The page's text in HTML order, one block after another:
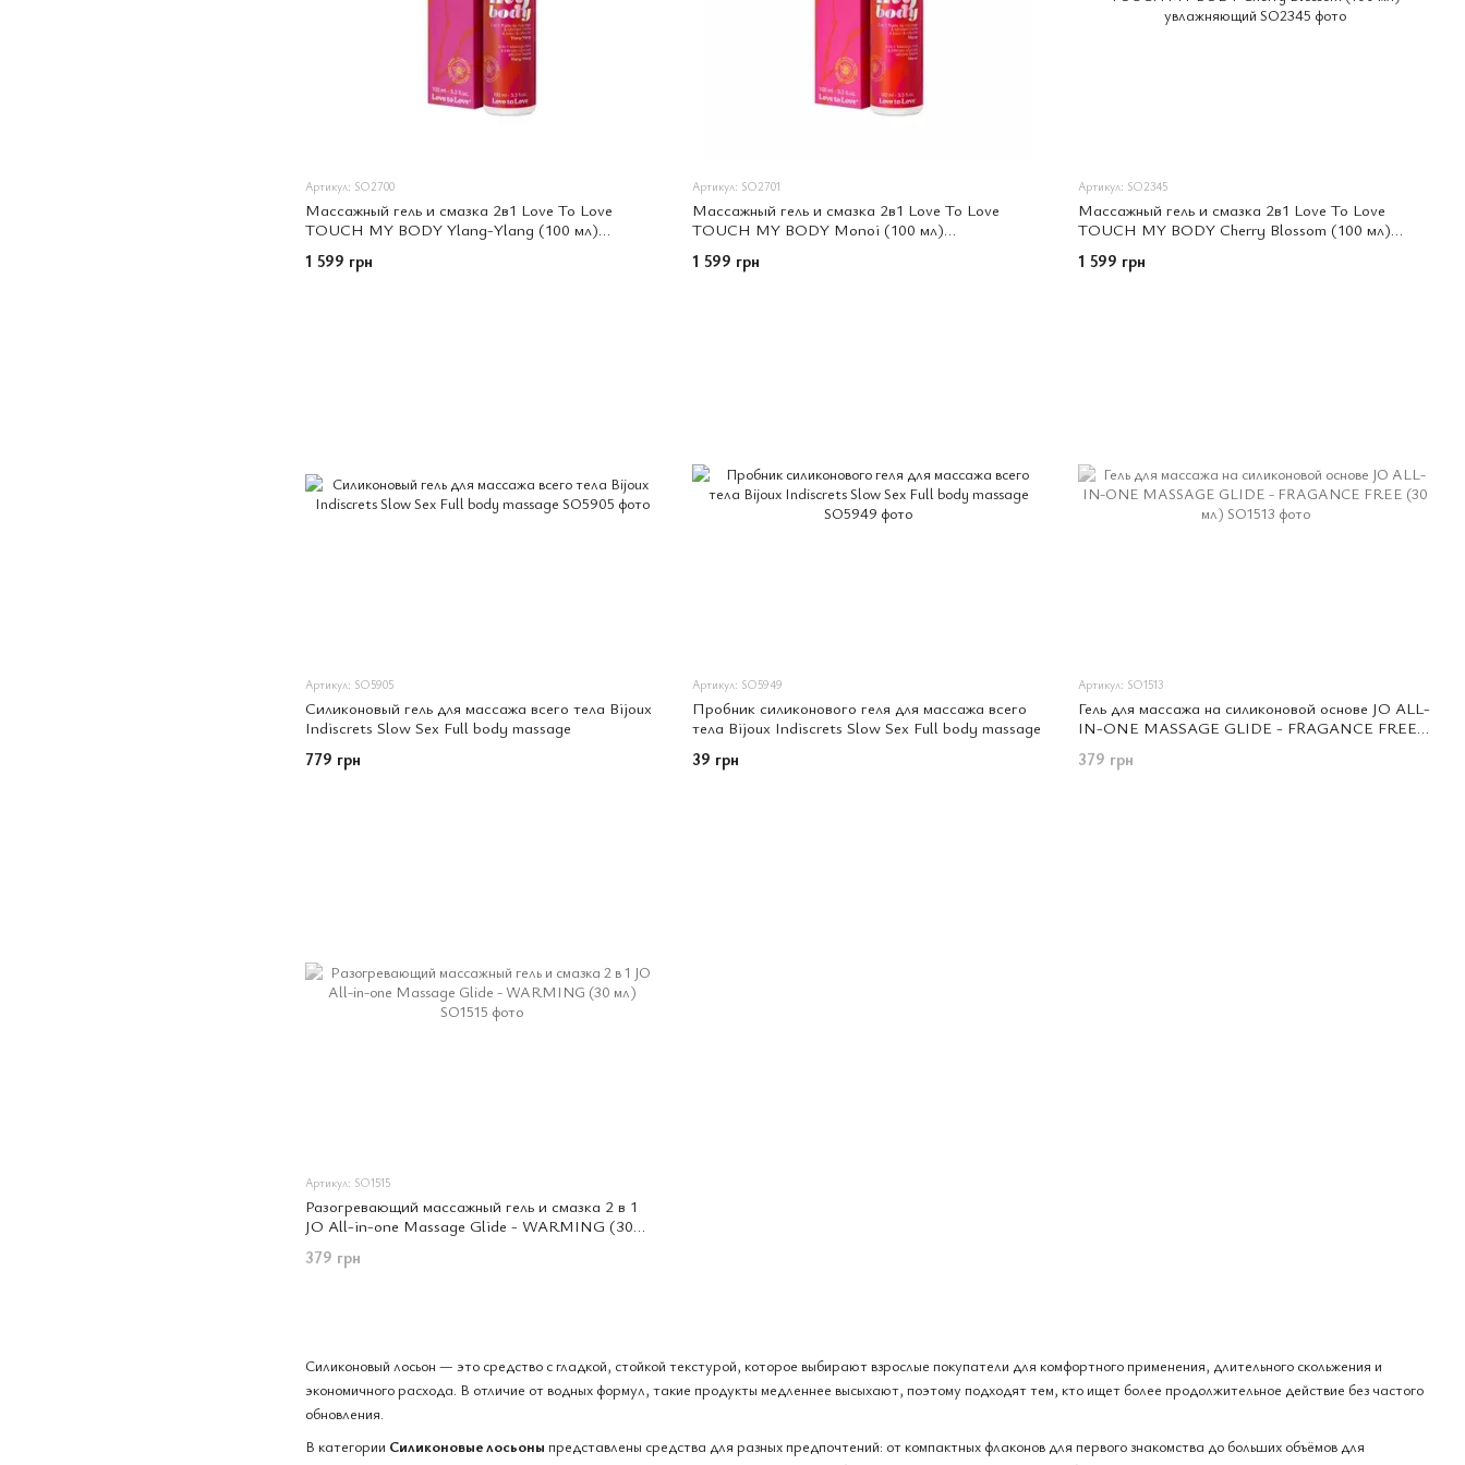
Силиконовый лосьон — это средство с гладкой, стойкой текстурой, которое выбирают взрослые покупатели для комфортного применения, длительного скольжения и
экономичного расхода. В отличие от водных формул, такие продукты медленнее высыхают, поэтому подходят тем, кто ищет более продолжительное действие без частого
обновления.
В категории Силиконовые лосьоны представлены средства для разных предпочтений: от компактных флаконов для первого знакомства до больших объёмов для
Артикул: SO2700
Массажный гель и смазка 2в1 Love To Love
TOUCH MY BODY Ylang-Ylang (100 мл)
1 599 грн
Артикул: SO2701
Массажный гель и смазка 2в1 Love To Love
TOUCH MY BODY Monoi (100 мл)
1 599 грн
Артикул: SO2345
Массажный гель и смазка 2в1 Love To Love
TOUCH MY BODY Cherry Blossom (100 мл)
1 599 грн
Артикул: SO5905
Силиконовый гель для массажа всего тела Bijoux
Indiscrets Slow Sex Full body massage
779 грн
Артикул: SO5949
Пробник силиконового геля для массажа всего
тела Bijoux Indiscrets Slow Sex Full body massage
39 грн
Артикул: SO1513
Гель для массажа на силиконовой основе JO ALL-
IN-ONE MASSAGE GLIDE - FRAGANCE FREE
379 грн
Артикул: SO1515
Разогревающий массажный гель и смазка 2 в 1
JO All-in-one Massage Glide - WARMING (30
379 грн